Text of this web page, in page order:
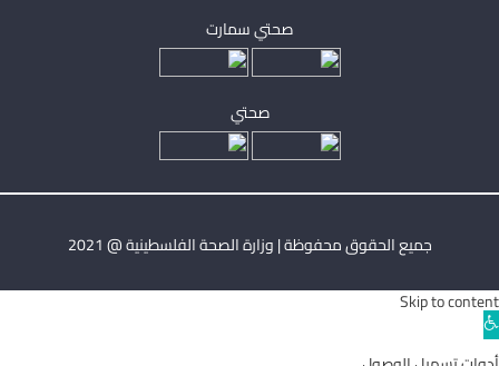
صحتي سمارت
صحتي
جميع الحقوق محفوظة | وزارة الصحة الفلسطينية @ 2021
Skip to content
Open
toolbar